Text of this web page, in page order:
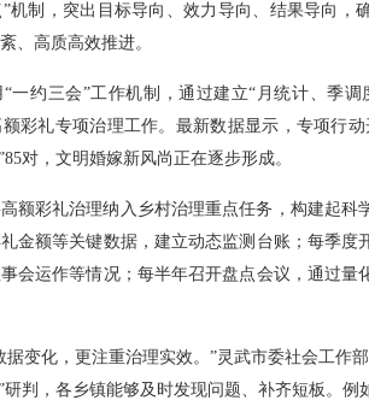
机制，突出目标导向、效力导向、结果导向，
、高质高效推进。
一约三会”工作机制，通过建立“月统计、季
彩礼专项治理工作。最新数据显示，专项行
对，文明婚嫁新风尚正在逐步形成。
额彩礼治理纳入乡村治理重点任务，构建起科
金额等关键数据，建立动态监测台账；每季度
会运作等情况；每半年召开盘点会议，通过量
据变化，更注重治理实效。”灵武市委社会工作
研判，各乡镇能够及时发现问题、补齐短板。例